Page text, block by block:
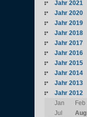
Jahr 2021
Jahr 2020
Jahr 2019
Jahr 2018
Jahr 2017
Jahr 2016
Jahr 2015
Jahr 2014
Jahr 2013
Jahr 2012
Jan
Feb
Jul
Aug